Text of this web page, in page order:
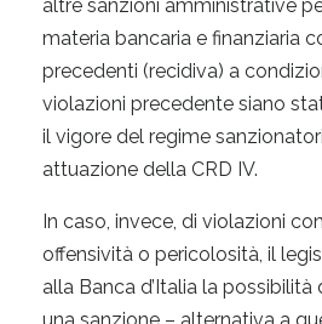
altre sanzioni amministrative
materia bancaria e finanziaria
precedenti (recidiva) a
violazioni precedente siano
il vigore del regime
attuazione della CRD IV.
In caso, invece, di violazioni
offensività o pericolosità, il
alla Banca d’Italia la